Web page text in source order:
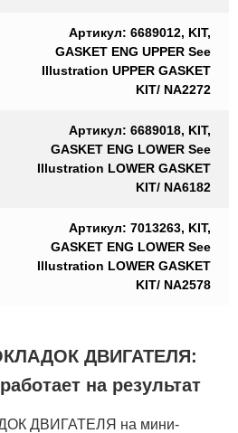
Артикул: 6689012, KIT,
GASKET ENG UPPER See
Illustration UPPER GASKET
KIT/ NA2272
Артикул: 6689018, KIT,
GASKET ENG LOWER See
Illustration LOWER GASKET
KIT/ NA6182
Артикул: 7013263, KIT,
GASKET ENG LOWER See
Illustration LOWER GASKET
KIT/ NA2578
ДВИГАТЕЛЯ:
на результат
ДВИГАТЕЛЯ на мини-